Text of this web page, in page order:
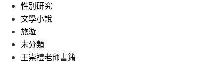
性別研究
文學小說
旅遊
未分類
王崇禮老師書籍